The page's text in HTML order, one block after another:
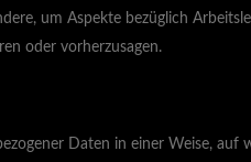
um Aspekte bezüglich
oder vorherzusagen.
Daten in einer Weise,